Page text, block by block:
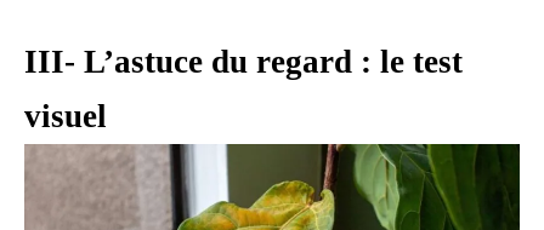
III- L’astuce du regard : le test
visuel